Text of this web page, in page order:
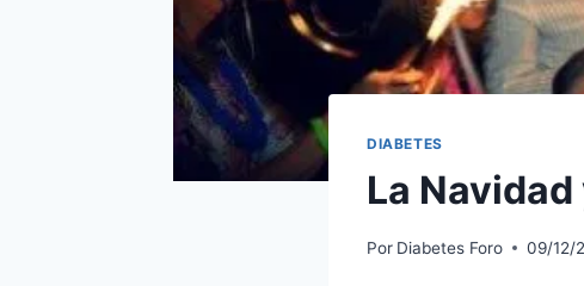
DIABETES
La
Por Diabetes Foro 09/12/